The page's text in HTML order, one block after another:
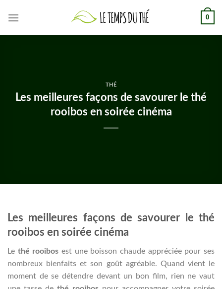
0
THÉ
Les meilleures façons de savourer le thé
rooibos en soirée cinéma
Les meilleures façons de savourer le thé
rooibos en soirée cinéma
Le thé rooibos est une boisson chaude appréciée pour ses
nombreux bienfaits et son goût agréable. Quand vient le
moment de se détendre devant un bon film, rien ne vaut